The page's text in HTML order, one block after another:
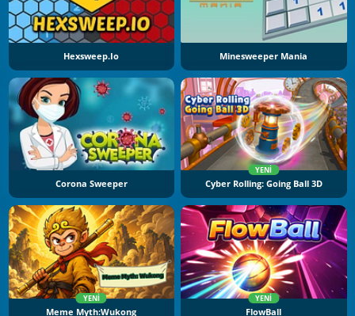
Hexsweep.io Minesweeper Mania
Corona Sweeper
YENI
Cyber Rolling: Going Ball 3D
YENI
Meme Myth:Wukong
YENI
FlowBall